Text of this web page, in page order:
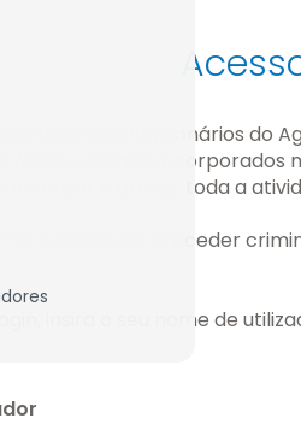
aos funcionários do
AEMT, estando
e gravar toda a
se o direito de proceder
insira o seu nome de